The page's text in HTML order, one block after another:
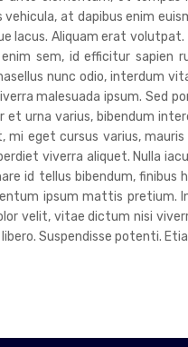
at dapibus enim
lacus. Aliquam erat
sem, id efficitur sapien
nunc odio, interdum
malesuada ipsum.
et urna varius, bibendum
mi eget cursus varius,
viverra aliquet. Nulla
id tellus bibendum,
ipsum mattis pretium.
velit, vitae dictum nisi
Suspendisse potenti.